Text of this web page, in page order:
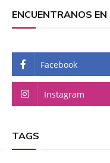
ENCUENTRANOS EN
Facebook
Instagram
TAGS